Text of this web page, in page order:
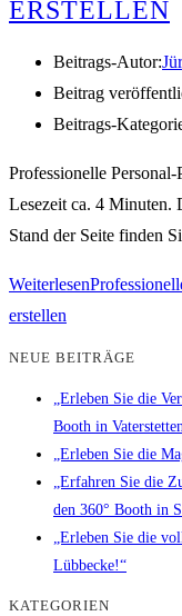
ERSTELLEN
Beitrags-Autor:
Beitrag
Beitrags-
Professionelle
Lesezeit ca. 4 Minuten.
Stand der Seite finden
Weiterlesen
erstellen
NEUE BEITRÄGE
„Erleben Sie die
Booth in
„Erleben Sie die
„Erfahren Sie die
den 360° Booth in
„Erleben Sie die
Lübbecke!“
KATEGORIEN